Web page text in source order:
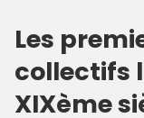
Les
collectifs
XIXème